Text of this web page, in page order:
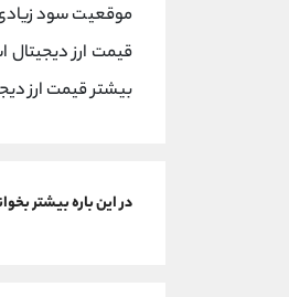
موقعیت سود
قیمت ارز
بیشتر قیمت ارز
در این باره بیشتر